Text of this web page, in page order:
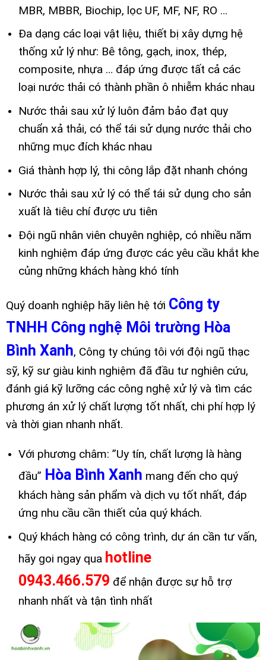
MBR, MBBR, Biochip, lọc UF, MF, NF, RO …
Đa dạng các loại vật liệu, thiết bị xây dựng hệ
thống xử lý như: Bê tông, gạch, inox, thép,
composite, nhựa … đáp ứng được tất cả các
loại nước thải có thành phần ô nhiễm khác nhau
Nước thải sau xử lý luôn đảm bảo đạt quy
chuẩn xả thải, có thể tái sử dụng nước thải cho
những mục đích khác nhau
Giá thành hợp lý, thi công lắp đặt nhanh chóng
Nước thải sau xử lý có thể tái sử dụng cho sản
xuất là tiêu chí được ưu tiên
Đội ngũ nhân viên chuyên nghiệp, có nhiều năm
kinh nghiệm đáp ứng được các yêu cầu khắt khe
củng những khách hàng khó tính
Quý doanh nghiệp hãy liên hệ tới Công ty
TNHH Công nghệ Môi trường Hòa
Bình Xanh, Công ty chúng tôi với đội ngũ thạc
sỹ, kỹ sư giàu kinh nghiệm đã đầu tư nghiên cứu,
đánh giá kỹ lưỡng các công nghệ xử lý và tìm các
phương án xử lý chất lượng tốt nhất, chi phí hợp lý
và thời gian nhanh nhất.
Với phương châm: ”Uy tín, chất lượng là hàng
đầu” Hòa Bình Xanh mang đến cho quý
khách hàng sản phẩm và dịch vụ tốt nhất, đáp
ứng nhu cầu cần thiết của quý khách.
Quý khách hàng có công trình, dự án cần tư vấn,
hãy goi ngay qua hotline
0943.466.579 để nhận được sự hỗ trợ
nhanh nhất và tận tình nhất